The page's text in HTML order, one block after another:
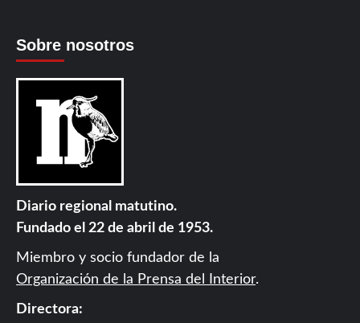
Sobre nosotros
Diario regional matutino.
Fundado el 22 de abril de 1953.
Miembro y socio fundador de la
Organización de la Prensa del Interior.
Directora: